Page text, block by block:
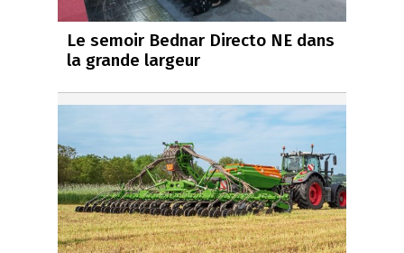
Le semoir Bednar Directo NE dans
la grande largeur